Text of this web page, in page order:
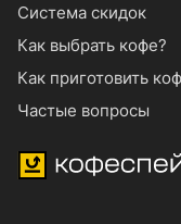
Система скидок
Как выбрать кофе?
Как приготовить
Частые вопросы